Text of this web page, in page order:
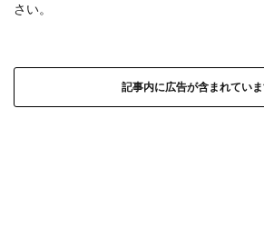
さい。
記事内に広告が含まれていま